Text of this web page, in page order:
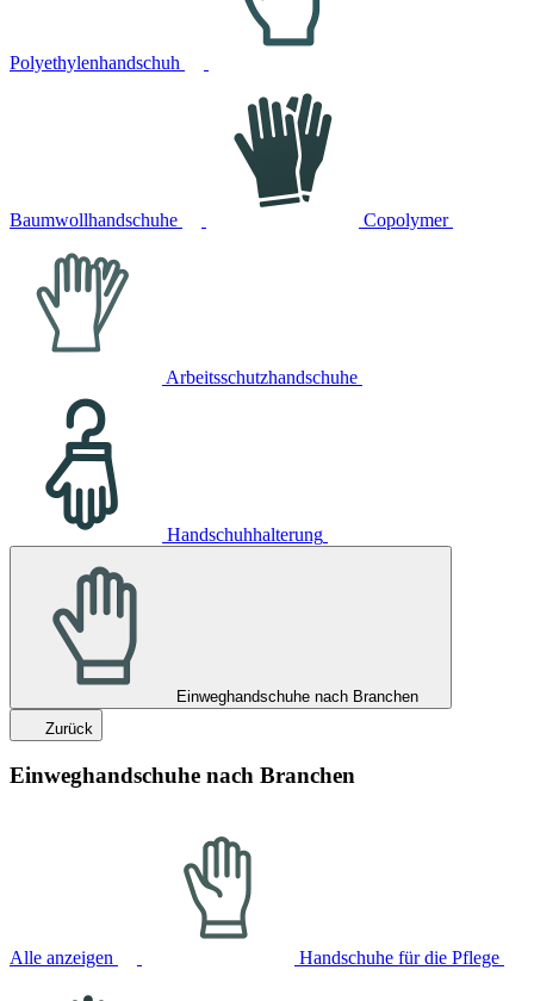
Polyethylenhandschuh
Baumwollhandschuhe Copolymer
Arbeitsschutzhandschuhe
Handschuhhalterung
Einweghandschuhe nach Branchen
Zurück
Einweghandschuhe nach Branchen
Alle anzeigen Handschuhe für die Pflege